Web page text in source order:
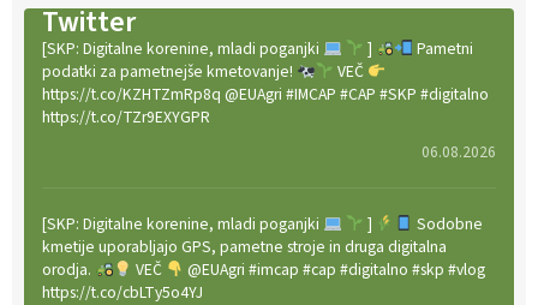
Twitter
[SKP: Digitalne korenine, mladi poganjki ]
Pametni
podatki za pametnejše kmetovanje!
VEČ
https://t.co/KZHTZmRp8q @EUAgri #IMCAP #CAP #SKP #digitalno
https://t.co/TZr9EXYGPR
06.08.2026
[SKP: Digitalne korenine, mladi poganjki ]
Sodobne
kmetije uporabljajo GPS, pametne stroje in druga digitalna
orodja.
VEČ
@EUAgri #imcap #cap #digitalno #skp #vlog
https://t.co/cbLTy5o4YJ